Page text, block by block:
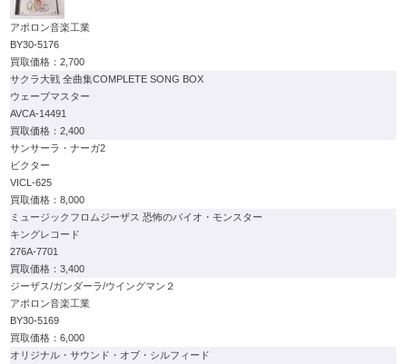
アポロン音楽工業
BY30-5176
2,700
サクラ大戦 全曲集COMPLETE SONG BOX
ウェーブマスター
AVCA-14491
2,400
サンサーラ・ナーガ2
ビクター
VICL-625
8,000
ミュージックフロムジーザス 恐怖のバイオ・モンスター
キングレコード
276A-7701
3,400
ジーザス/ガンダーラ/ウイングマン２
アポロン音楽工業
BY30-5169
6,000
オリジナル・サウンド・オブ・シルフィード